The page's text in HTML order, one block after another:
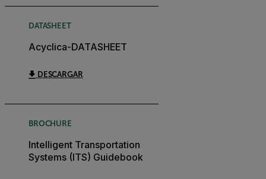
DATASHEET
Acyclica-DATASHEET
DESCARGAR
BROCHURE
Intelligent Transportation
Systems (ITS) Guidebook